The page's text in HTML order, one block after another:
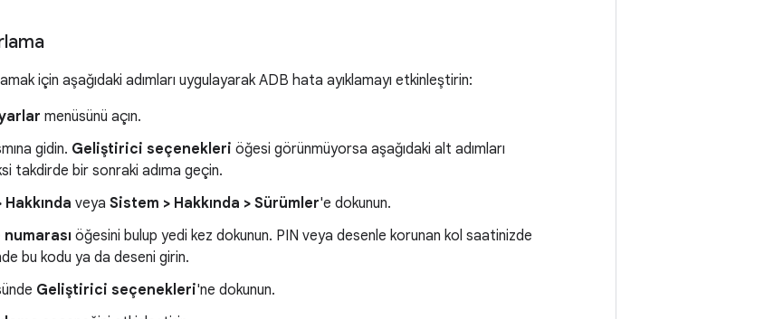
için aşağıdaki adımları uygulayarak ADB hata ayıklamayı etkinleştirin:
menüsünü açın.
gidin. Geliştirici seçenekleri öğesi görünmüyorsa aşağıdaki alt adımları
takdirde bir sonraki adıma geçin.
veya Sistem > Hakkında > Sürümler'e dokunun.
öğesini bulup yedi kez dokunun. PIN veya desenle korunan kol saatinizde
bu kodu ya da deseni girin.
Geliştirici seçenekleri'ne dokunun.